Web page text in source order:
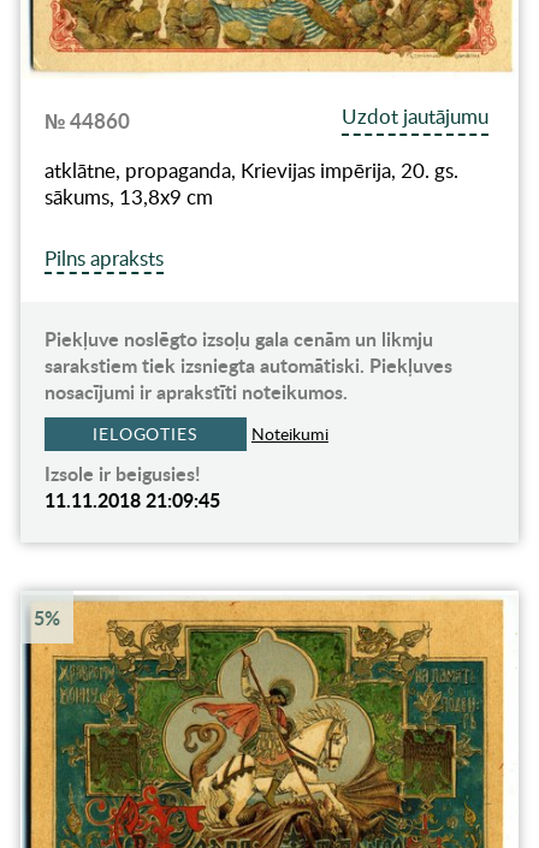
№ 44860
Uzdot jautājumu
atklātne, propaganda, Krievijas impērija, 20. gs.
sākums, 13,8x9 cm
Pilns apraksts
Piekļuve noslēgto izsoļu gala cenām un likmju
sarakstiem tiek izsniegta automātiski. Piekļuves
nosacījumi ir aprakstīti noteikumos.
IELOGOTIES Noteikumi
Izsole ir beigusies!
11.11.2018 21:09:45
5%